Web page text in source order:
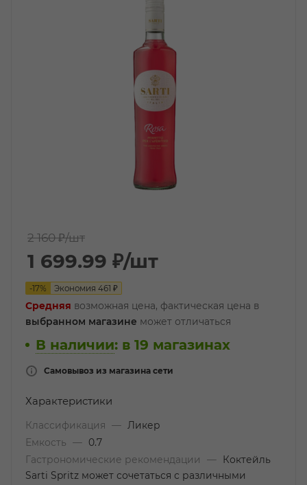
2 160 ₽/шт
1 699.99 ₽/шт
-17% Экономия 461 ₽
Средняя возможная цена, фактическая цена в
выбранном магазине может отличаться
В наличии: в 19 магазинах
Самовывоз из магазина сети
Характеристики
Классификация —
Ликер
Емкость
—
0.7
Гастрономические рекомендации
—
Коктейль
Sarti Spritz может сочетаться с различными